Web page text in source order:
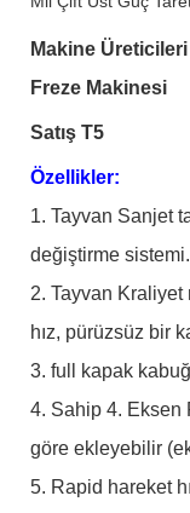
Makine
Freze Makinesi
Satış T5
Özellikler:
1. Tayvan Sanjet
değiştirme sistemi.
2. Tayvan
hız, pürüzsüz bir
3. full kapak
4. Sahip 4. Eksen
göre ekleyebilir
5. Rapid hareket